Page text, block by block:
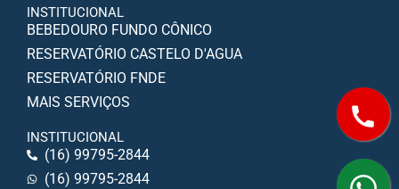
INSTITUCIONAL
BEBEDOURO FUNDO CÔNICO
RESERVATÓRIO CASTELO D'AGUA
RESERVATÓRIO FNDE
MAIS SERVIÇOS
INSTITUCIONAL
(16) 99795-2844
(16) 99795-2844